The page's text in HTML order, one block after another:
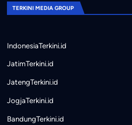
TERKINI MEDIA GROUP
IndonesiaTerkini.id
JatimTerkini.id
JatengTerkini.id
JogjaTerkini.id
BandungTerkini.id